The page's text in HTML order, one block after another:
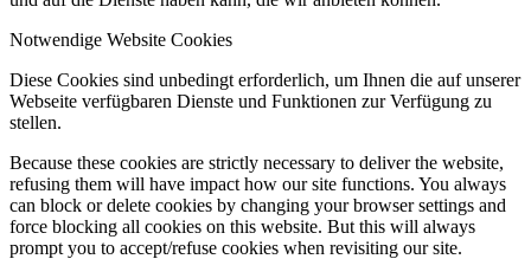
Notwendige Website Cookies
Diese Cookies sind unbedingt erforderlich, um Ihnen die auf unserer
Webseite verfügbaren Dienste und Funktionen zur Verfügung zu
stellen.
Because these cookies are strictly necessary to deliver the website,
refusing them will have impact how our site functions. You always
can block or delete cookies by changing your browser settings and
force blocking all cookies on this website. But this will always
prompt you to accept/refuse cookies when revisiting our site.